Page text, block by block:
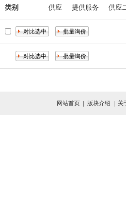
类别 供应 提供服务 供应
网站首页| 版块介绍 关